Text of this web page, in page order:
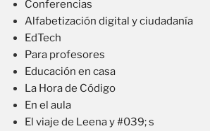
Conferencias
Alfabetización digital y ciudadanía
EdTech
Para profesores
Educación en casa
La Hora de Código
En el aula
El viaje de Leena y #039; s